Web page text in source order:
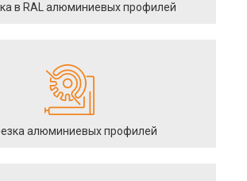
в RAL алюминиевых профилей
алюминиевых профилей